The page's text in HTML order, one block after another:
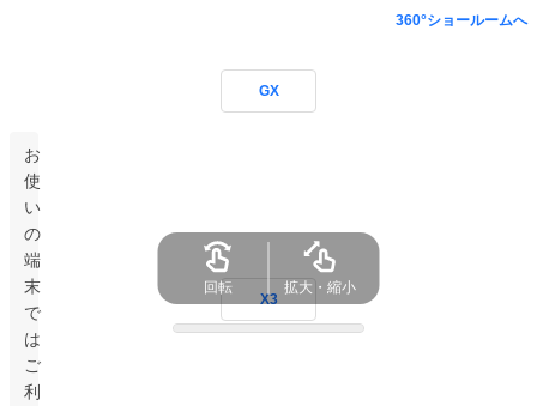
お
使
い
の
端
末
で
は
ご
利
360°ショールームへ
GX
X3
回転 拡大・縮小